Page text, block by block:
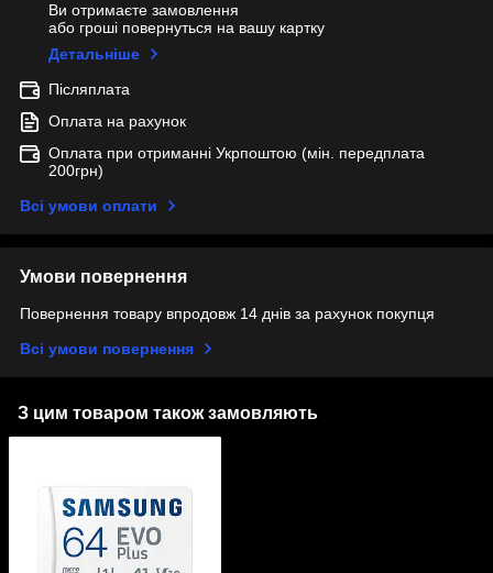
Ви отримаєте замовлення
або гроші повернуться на вашу картку
Детальніше
Післяплата
Оплата на рахунок
Оплата при отриманні Укрпоштою (мін. передплата
200грн)
Всі умови оплати
Умови повернення
Повернення товару впродовж 14 днів за рахунок покупця
Всі умови повернення
З цим товаром також замовляють